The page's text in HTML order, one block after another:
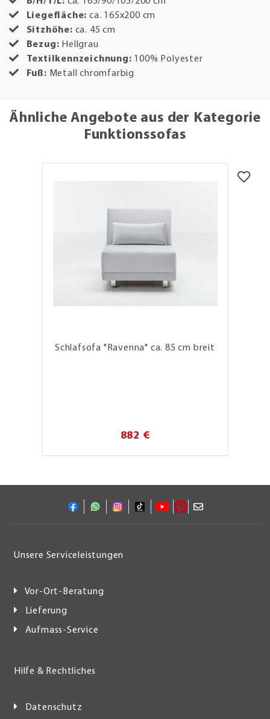
Liegefläche:ca. 165x200 cm
Sitzhöhe: ca. 45 cm
Bezug: Hellgrau
Textilkennzeichnung: 100% Polyester
Fuß: Metall chromfarbig
Ähnliche Angebote aus der Kategorie
Funktionssofas
Schlafsofa "Ravenna" ca. 85 cm breit
882 €
Unsere Serviceleistungen
Vor-Ort-Beratung
Lieferung
Aufmass-Service
Hilfe & Rechtliches
Datenschutz